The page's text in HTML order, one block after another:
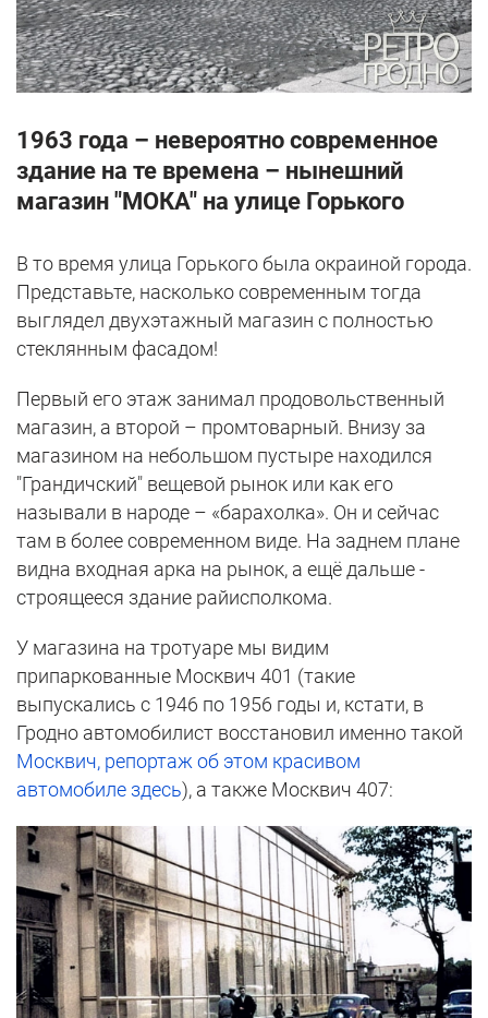
1963 года – невероятно современное
здание на те времена – нынешний
магазин "МОКА" на улице Горького
В то время улица Горького была окраиной города.
Представьте, насколько современным тогда
выглядел двухэтажный магазин с полностью
стеклянным фасадом!
Первый его этаж занимал продовольственный
магазин, а второй – промтоварный. Внизу за
магазином на небольшом пустыре находился
"Грандичский" вещевой рынок или как его
называли в народе – «барахолка». Он и сейчас
там в более современном виде. На заднем плане
видна входная арка на рынок, а ещё дальше -
строящееся здание райисполкома.
У магазина на тротуаре мы видим
припаркованные Москвич 401 (такие
выпускались с 1946 по 1956 годы и, кстати, в
Гродно автомобилист восстановил именно такой
Москвич, репортаж об этом красивом
автомобиле здесь), а также Москвич 407: